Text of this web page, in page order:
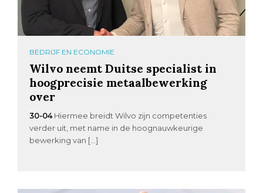
BEDRIJF EN ECONOMIE
Wilvo neemt Duitse specialist in
hoogprecisie metaalbewerking
over
30-04 Hiermee breidt Wilvo zijn competenties
verder uit, met name in de hoognauwkeurige
bewerking van […]